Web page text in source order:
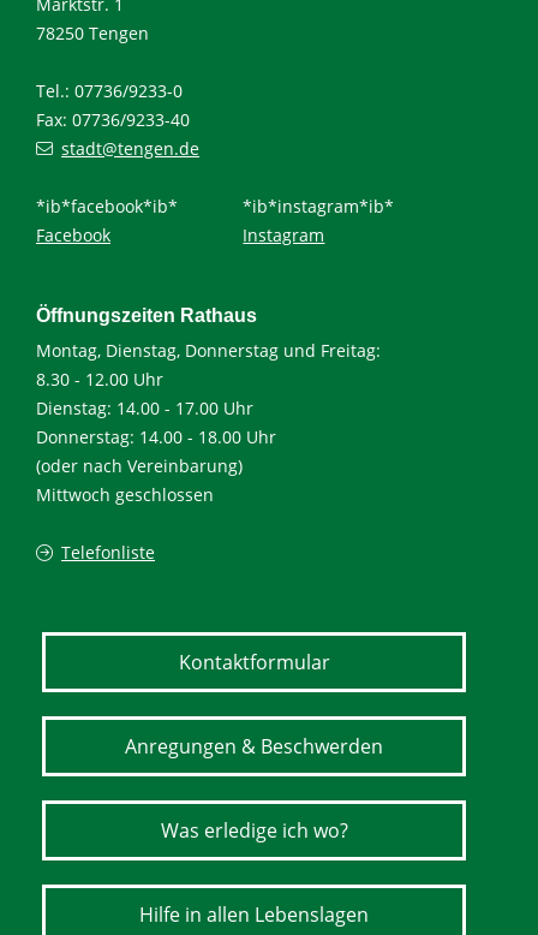
78250 Tengen
Tel.: 07736/9233-0
Fax: 07736/9233-40
stadt@tengen.de
*ib*facebook*ib*
Facebook
*ib*instagram*ib*
Instagram
Öffnungszeiten Rathaus
Montag, Dienstag, Donnerstag und Freitag:
8.30 - 12.00 Uhr
Dienstag: 14.00 - 17.00 Uhr
Donnerstag: 14.00 - 18.00 Uhr
(oder nach Vereinbarung)
Mittwoch geschlossen
Telefonliste
Kontaktformular
Anregungen & Beschwerden
Was erledige ich wo?
Hilfe in allen Lebenslagen